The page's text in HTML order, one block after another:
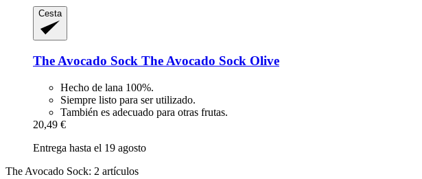
Cesta
The Avocado Sock The Avocado Sock Olive
Hecho de lana 100%.
Siempre listo para ser utilizado.
También es adecuado para otras frutas.
20,49 €
Entrega hasta el 19 agosto
The Avocado Sock: 2 artículos